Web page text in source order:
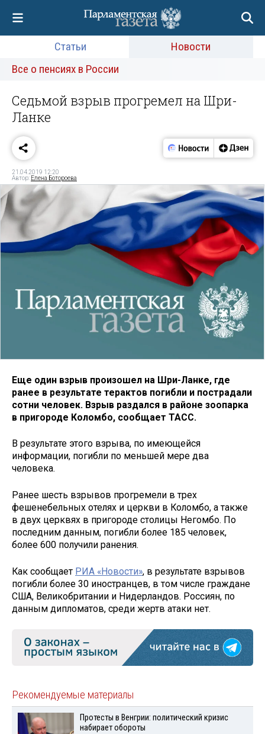
Статьи
Новости
Все о пенсиях в России
Седьмой взрыв прогремел на Шри-
Ланке
21.04.2019 12:20
Автор: Елена Ботороева
Еще один взрыв произошел на Шри-Ланке, где
ранее в результате терактов погибли и пострадали
сотни человек. Взрыв раздался в районе зоопарка
в пригороде Коломбо, сообщает ТАСС.
В результате этого взрыва, по имеющейся
информации, погибли по меньшей мере два
человека.
Ранее шесть взрывов прогремели в трех
фешенебельных отелях и церкви в Коломбо, а также
в двух церквях в пригороде столицы Негомбо. По
последним данным, погибли более 185 человек,
более 600 получили ранения.
Как сообщает РИА «Новости», в результате взрывов
погибли более 30 иностранцев, в том числе граждане
США, Великобритании и Нидерландов. Россиян, по
данным дипломатов, среди жертв атаки нет.
Рекомендуемые материалы
Протесты в Венгрии: политический кризис
набирает обороты